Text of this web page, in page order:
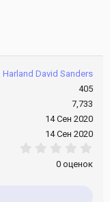
Harland David Sanders
405
7,733
14 Сен 2020
14 Сен 2020
0 оценок